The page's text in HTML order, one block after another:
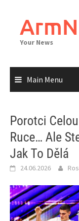
content
Your News
Main Menu
Porotci
Ruce… Ale
Jak To Dělá
24.06.2026